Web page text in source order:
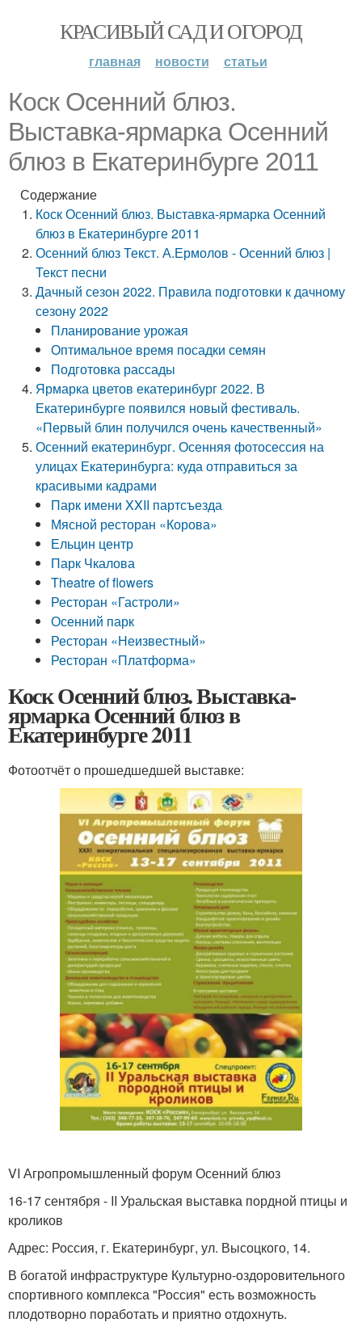
КРАСИВЫЙ САД И ОГОРОД
главная новости статьи
Коск Осенний блюз.
Выставка-ярмарка Осенний
блюз в Екатеринбурге 2011
Содержание
Коск Осенний блюз. Выставка-ярмарка Осенний
блюз в Екатеринбурге 2011
Осенний блюз Текст. А.Ермолов - Осенний блюз |
Текст песни
Дачный сезон 2022. Правила подготовки к дачному
сезону 2022
Планирование урожая
Оптимальное время посадки семян
Подготовка рассады
Ярмарка цветов екатеринбург 2022. В
Екатеринбурге появился новый фестиваль.
«Первый блин получился очень качественный»
Осенний екатеринбург. Осенняя фотосессия на
улицах Екатеринбурга: куда отправиться за
красивыми кадрами
Парк имени XXII партсъезда
Мясной ресторан «Корова»
Ельцин центр
Парк Чкалова
Theatre of flowers
Ресторан «Гастроли»
Осенний парк
Ресторан «Неизвестный»
Ресторан «Платформа»
Коск Осенний блюз. Выставка-
ярмарка Осенний блюз в
Екатеринбурге 2011
Фотоотчёт о прошедшедшей выставке:
VI Агропромышленный форум Осенний блюз
16-17 сентября - II Уральская выставка пордной птицы и
кроликов
Адрес: Россия, г. Екатеринбург, ул. Высоцкого, 14.
В богатой инфраструктуре Культурно-оздоровительного
спортивного комплекса "Россия" есть возможность
плодотворно поработать и приятно отдохнуть.